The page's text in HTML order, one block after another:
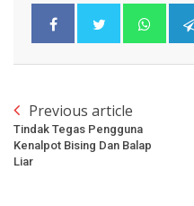
Previous article
Tindak Tegas Pengguna
Kenalpot Bising Dan Balap
Liar